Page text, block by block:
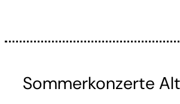
Sommerkonzerte